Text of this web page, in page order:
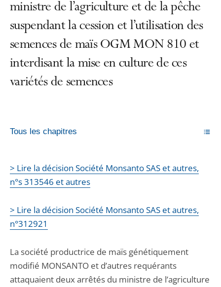
ministre de l’agriculture et de la pêche
suspendant la cession et l’utilisation des
semences de maïs OGM MON 810 et
interdisant la mise en culture de ces
variétés de semences
Tous les chapitres
> Lire la décision Société Monsanto SAS et autres,
n°s 313546 et autres
> Lire la décision Société Monsanto SAS et autres,
n°312921
La société productrice de maïs génétiquement
modifié MONSANTO et d’autres requérants
attaquaient deux arrêtés du ministre de l’agriculture